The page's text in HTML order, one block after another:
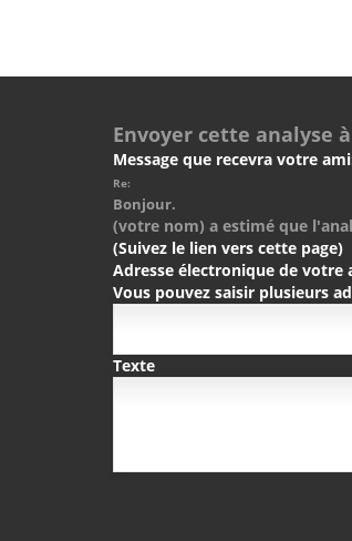
Envoyer cette analyse
Message que recevra votre
Re:
Bonjour.
(votre nom) a estimé que
(Suivez le lien vers cette page)
Adresse électronique de votre
Vous pouvez saisir plusieurs
Texte